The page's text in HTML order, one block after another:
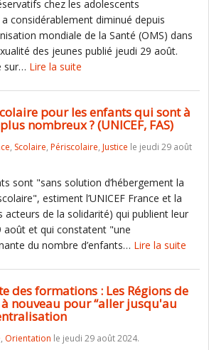
chez les adolescents
considérablement diminué depuis
mondiale de la Santé (OMS) dans
des jeunes publié jeudi 29 août.
sur… Lire la suite
pour les enfants qui sont à
nombreux ? (UNICEF, FAS)
, Scolaire, Périscolaire, Justice le jeudi 29 août
sont "sans solution d’hébergement la
estiment l’UNICEF France et la
acteurs de la solidarité) qui publient leur
août et qui constatent "une
du nombre d’enfants… Lire la suite
des formations : Les Régions de
nouveau pour “aller jusqu'au
, Orientation le jeudi 29 août 2024.